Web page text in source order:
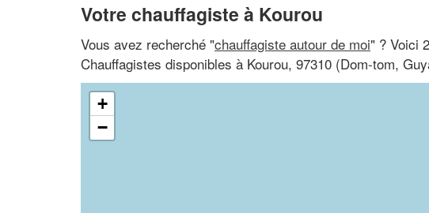
Votre chauffagiste à Kourou
Vous avez recherché "chauffagiste autour de moi" ? Voici
Chauffagistes disponibles à Kourou, 97310 (Dom-tom,
+
−